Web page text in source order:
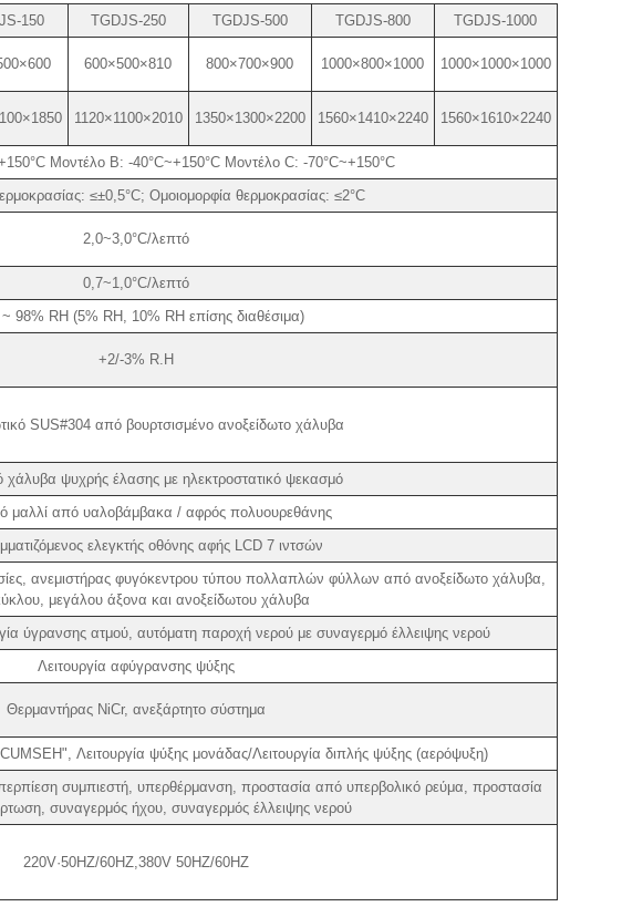
150 TGDJS-250 TGDJS-500 TGDJS-800
TGDJS-1000
600×500×810 800×700×900 1000×800×1000 1000×1000×1000
1120×1100×2010 1350×1300×2200 1560×1410×2240 1560×1610×2240
Μοντέλο Β: -40°C~+150°C Μοντέλο C: -70°C~+150°C
≤±0,5°C; Ομοιομορφία θερμοκρασίας: ≤2°C
2,0~3,0°C/λεπτό
0,7~1,0°C/λεπτό
98% RH (5% RH, 10% RH επίσης διαθέσιμα)
+2/-3% R.H
SUS#304 από βουρτσισμένο ανοξείδωτο χάλυβα
ψυχρής έλασης με ηλεκτροστατικό ψεκασμό
μαλλί από υαλοβάμβακα / αφρός πολυουρεθάνης
ελεγκτής οθόνης αφής LCD 7 ιντσών
ανεμιστήρας φυγόκεντρου τύπου πολλαπλών φύλλων από ανοξείδωτο χάλυβα,
μεγάλου άξονα και ανοξείδωτου χάλυβα
ύγρανσης ατμού, αυτόματη παροχή νερού με συναγερμό έλλειψης νερού
Λειτουργία αφύγρανσης ψύξης
Θερμαντήρας NiCr, ανεξάρτητο σύστημα
Λειτουργία ψύξης μονάδας/Λειτουργία διπλής ψύξης (αερόψυξη)
συμπιεστή, υπερθέρμανση, προστασία από υπερβολικό ρεύμα, προστασία
συναγερμός ήχου, συναγερμός έλλειψης νερού
220V·50HZ/60HZ,380V 50HZ/60HZ